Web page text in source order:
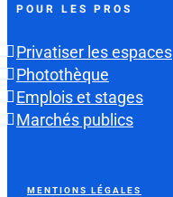
POUR LES PROS
Privatiser les espaces
Photothèque
Emplois et stages
Marchés publics
MENTIONS LÉGALES